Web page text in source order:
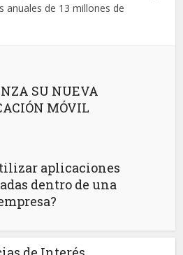
anuales de 13 millones de
SU NUEVA
MÓVIL
aplicaciones
dentro de una